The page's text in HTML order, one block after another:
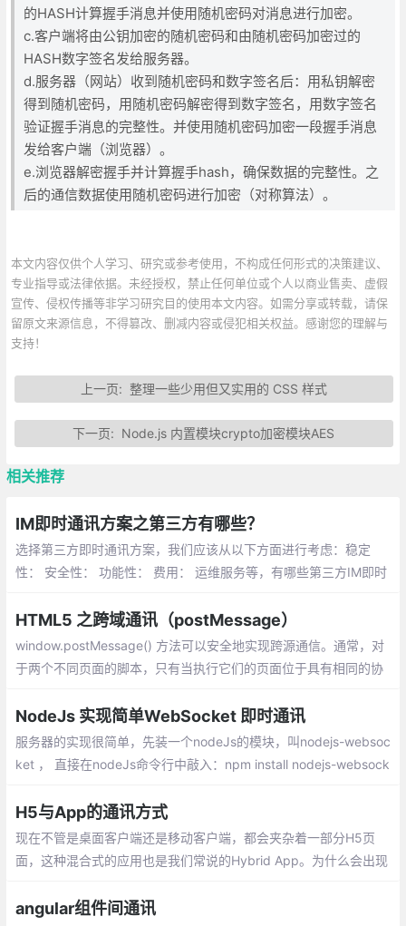
的HASH计算握手消息并使用随机密码对消息进行加密。
c.客户端将由公钥加密的随机密码和由随机密码加密过的
HASH数字签名发给服务器。
d.服务器（网站）收到随机密码和数字签名后：用私钥解密
得到随机密码，用随机密码解密得到数字签名，用数字签名
验证握手消息的完整性。并使用随机密码加密一段握手消息
发给客户端（浏览器）。
e.浏览器解密握手并计算握手hash，确保数据的完整性。之
后的通信数据使用随机密码进行加密（对称算法）。
本文内容仅供个人学习、研究或参考使用，不构成任何形式的决策建议、
专业指导或法律依据。未经授权，禁止任何单位或个人以商业售卖、虚假
宣传、侵权传播等非学习研究目的使用本文内容。如需分享或转载，请保
留原文来源信息，不得篡改、删减内容或侵犯相关权益。感谢您的理解与
支持！
上一页: 整理一些少用但又实用的 CSS 样式
下一页: Node.js 内置模块crypto加密模块AES
相关推荐
IM即时通讯方案之第三方有哪些？
选择第三方即时通讯方案，我们应该从以下方面进行考虑：稳定
性： 安全性： 功能性： 费用： 运维服务等，有哪些第三方IM即时
enIM等
HTML5 之跨域通讯（postMessage）
window.postMessage() 方法可以安全地实现跨源通信。通常，对
于两个不同页面的脚本，只有当执行它们的页面位于具有相同的协
NodeJs 实现简单WebSocket 即时通讯
服务器的实现很简单，先装一个nodeJs的模块，叫nodejs-websoc
ket ， 直接在nodeJs命令行中敲入：npm install nodejs-websock
odejs-websocket模块
H5与App的通讯方式
现在不管是桌面客户端还是移动客户端，都会夹杂着一部分H5页
面，这种混合式的应用也是我们常说的Hybrid App。为什么会出现
要的人力成本比较大，开发周期比较长
angular组件间通讯